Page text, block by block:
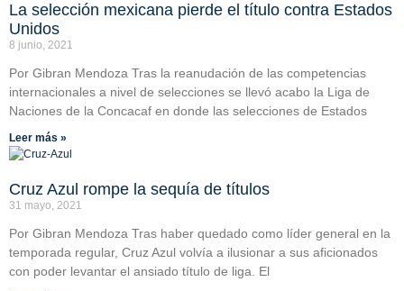
La selección mexicana pierde el título contra Estados
Unidos
8 junio, 2021
Por Gibran Mendoza Tras la reanudación de las competencias
internacionales a nivel de selecciones se llevó acabo la Liga de
Naciones de la Concacaf en donde las selecciones de Estados
Leer más »
Cruz Azul rompe la sequía de títulos
31 mayo, 2021
Por Gibran Mendoza Tras haber quedado como líder general en la
temporada regular, Cruz Azul volvía a ilusionar a sus aficionados
con poder levantar el ansiado título de liga. El